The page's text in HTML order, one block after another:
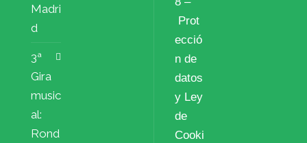
Madri
d
3ª
Gira
music
al:
Rond
Prot
ecció
n de
datos
y Ley
de
Cooki